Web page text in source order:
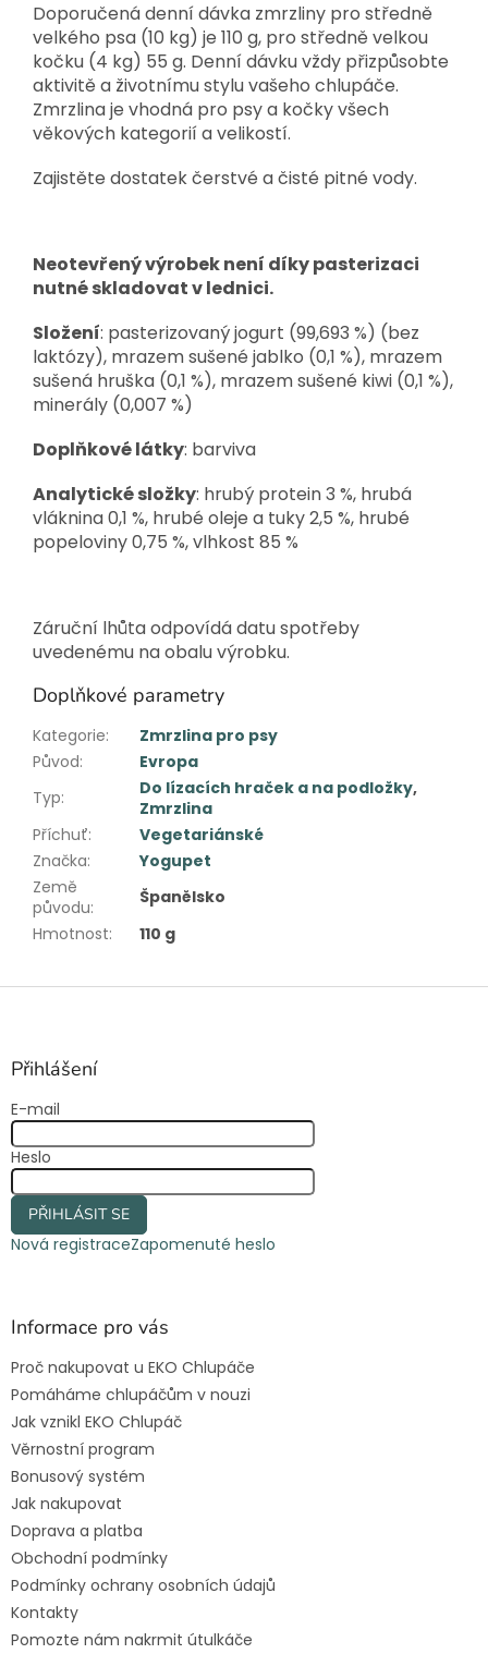
Doporučená denní dávka zmrzliny pro středně
velkého psa (10 kg) je 110 g, pro středně velkou
kočku (4 kg) 55 g. Denní dávku vždy přizpůsobte
aktivitě a životnímu stylu vašeho chlupáče.
Zmrzlina je vhodná pro psy a kočky všech
věkových kategorií a velikostí.
Zajistěte dostatek čerstvé a čisté pitné vody.
Neotevřený výrobek není díky pasterizaci
nutné skladovat v lednici.
Složení: pasterizovaný jogurt (99,693 %) (bez
laktózy), mrazem sušené jablko (0,1 %), mrazem
sušená hruška (0,1 %), mrazem sušené kiwi (0,1 %),
minerály (0,007 %)
Doplňkové látky: barviva
Analytické složky: hrubý protein 3 %, hrubá
vláknina 0,1 %, hrubé oleje a tuky 2,5 %, hrubé
popeloviny 0,75 %, vlhkost 85 %
Záruční lhůta odpovídá datu spotřeby
uvedenému na obalu výrobku.
Doplňkové parametry
Kategorie:
Zmrzlina pro psy
Původ:
Evropa
Typ: Do lízacích hraček a na podložky,
Zmrzlina
Příchuť:
Vegetariánské
Značka:
Yogupet
Země
původu:
Španělsko
Hmotnost: 110 g
Z
Přihlášení
E-mail
Heslo
PŘIHLÁSIT SE
Nová registraceZapomenuté heslo
Informace pro vás
Proč nakupovat u EKO Chlupáče
Pomáháme chlupáčům v nouzi
Jak vznikl EKO Chlupáč
Věrnostní program
Bonusový systém
Jak nakupovat
Doprava a platba
Obchodní podmínky
Podmínky ochrany osobních údajů
Kontakty
Pomozte nám nakrmit útulkáče